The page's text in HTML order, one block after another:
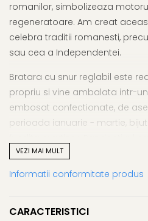
romanilor, simbolizeaza
regeneratoare. Am creat
celebra traditii romanesti,
sau cea a Independentei.
Bratara cu snur reglabil este
propriu si vine ambalata intr-
embosat confectionate, de
perioada ianuarie - martie,
925 premium, fara cadmiu si
de garantie si autenticitate.
VEZI MAI MULT
Informatii conformitate produs
CARACTERISTICI